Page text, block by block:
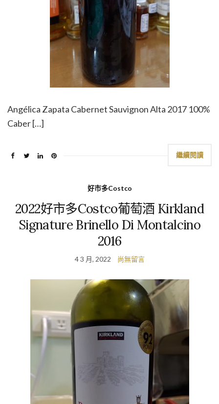
Angélica Zapata Cabernet Sauvignon Alta 2017 100%
Caber […]
繼續閱讀
好市多Costco
2022好市多Costco葡萄酒 Kirkland
Signature Brinello Di Montalcino
2016
4 3 月, 2022 尚無留言